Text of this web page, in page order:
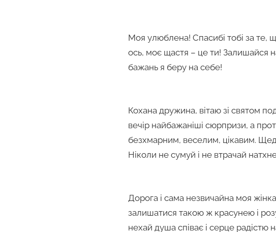
Моя улюблена! Спасибі тобі за те,
ось, моє щастя – це ти! Залишайся
бажань я беру на себе!
Кохана дружина, вітаю зі святом
вечір найбажаніші сюрпризи, а
безхмарним, веселим, цікавим.
Ніколи не сумуй і не втрачай
Дорога і сама незвичайна моя
залишатися такою ж красунею і
нехай душа співає і серце радістю